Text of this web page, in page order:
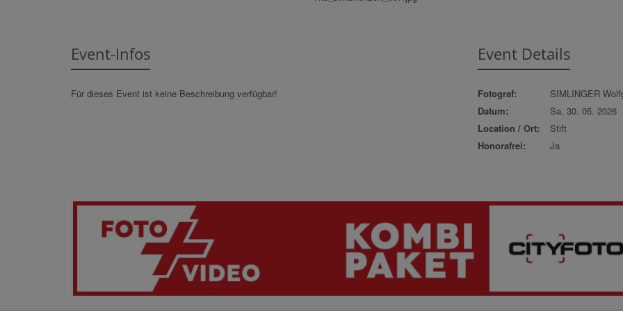
Event-Infos
Für dieses Event ist keine Beschreibung verfügbar!
Event Details
Fotograf:
SIMLINGER
Datum:
Sa, 30. 05. 2026
Location / Ort:
Stift
Honorafrei:
Ja